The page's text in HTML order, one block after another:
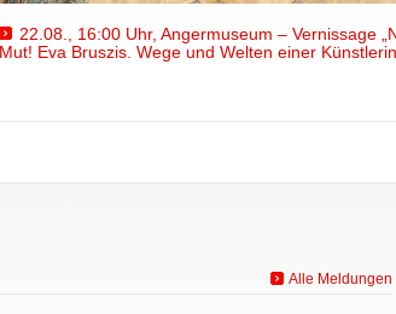
22.08., 16:00 Uhr, Angermuseum – Vernissage
Mut! Eva Bruszis. Wege und Welten einer
Alle Meldungen